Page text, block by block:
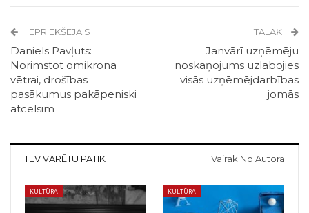
IEPRIEKŠĒJAIS
Daniels Pavļuts:
Norimstot omikrona
vētrai, drošības
pasākumus pakāpeniski
atcelsim
TĀLĀK
Janvārī uzņēmēju
noskaņojums uzlabojies
visās uzņēmējdarbības
jomās
TEV VARĒTU PATIKT Vairāk No Autora
KULTŪRA KULTŪRA